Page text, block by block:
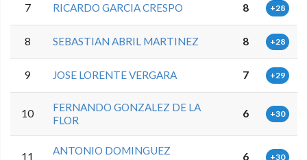
7 RICARDO GARCIA CRESPO 8 +28
8 SEBASTIAN ABRIL MARTINEZ 8 +28
9 JOSE LORENTE VERGARA 7 +29
10
FERNANDO GONZALEZ DE LA
FLOR
6 +30
11
ANTONIO DOMINGUEZ
6 +30